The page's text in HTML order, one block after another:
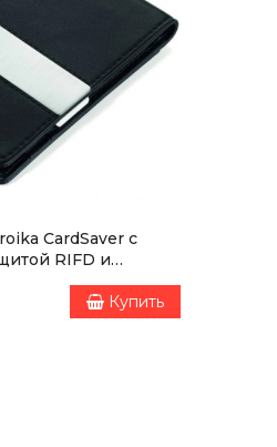
CardSaver с
RIFD и
Купить